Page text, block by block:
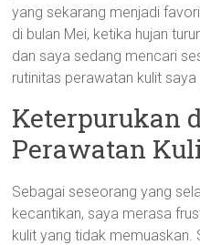
yang sekarang menjadi
di bulan Mei, ketika hujan
dan saya sedang mencari
rutinitas perawatan kulit
Keterpurukan
Perawatan
Sebagai seseorang yang
kecantikan, saya merasa
kulit yang tidak